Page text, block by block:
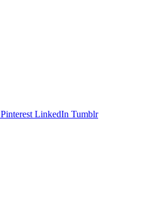
Pinterest LinkedIn Tumblr